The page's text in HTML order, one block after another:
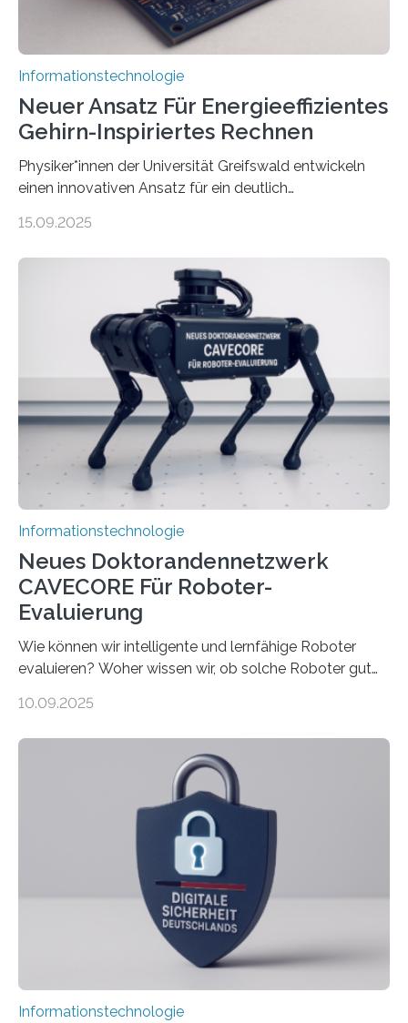
Informationstechnologie
Neuer Ansatz Für Energieeffizientes
Gehirn-Inspiriertes Rechnen
Physiker*innen der Universität Greifswald entwickeln
einen innovativen Ansatz für ein deutlich
Lösungsweg ist inspiriert vom menschlichen Gehirn. Die
stellt die heutige Computertechnik vor
Herausforderungen. Herkömmliche Silizium-
Prozessoren stoßen an ihre Grenzen: Sie verbrauchen
viel Energie, die Speicher- und Verarbeitungseinheiten
sind voneinander getrennt und die Datenübertragung
bremst komplexe Anwendungen aus. Da KI-Modelle
immer größer werden und riesige Datenmengen
verarbeiten müssen, steigt der Bedarf an neuen
Rechenarchitekturen. Neben Quantencomputern
rücken dabei insbesondere…
15.09.2025
Informationstechnologie
Neues Doktorandennetzwerk
CAVECORE Für Roboter-
Evaluierung
Wie können wir intelligente und lernfähige Roboter
evaluieren? Woher wissen wir, ob solche Roboter gut
sich CAVECORE – ein neues Marie Skłodowska-Curie
koordiniert wird. Ab dem 1. September werden sich
über einen Zeitraum von vier Jahren insgesamt 15
Promovierende im Rahmen von CAVECORE mit
kognitiven Robotern beschäftigen – also mit Robotern,
die mittels Sensoren ihre Umgebung erfassen,
Informationen verarbeiten und häufig auch mit…
10.09.2025
Informationstechnologie